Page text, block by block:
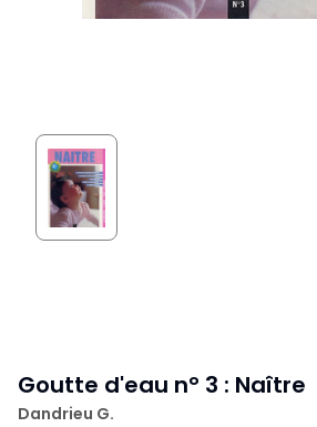
Goutte d'eau n° 3 : Naître
Dandrieu G.